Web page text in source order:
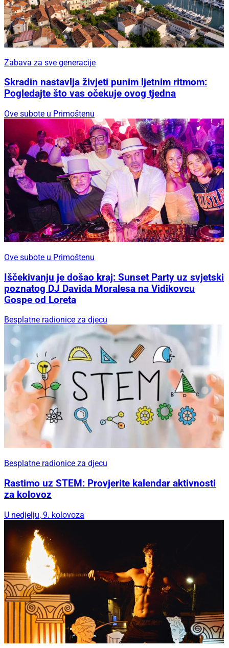
Zabava za sve generacije
Skradin nastavlja živjeti punim ljetnim ritmom:
Pogledajte što vas očekuje ovog tjedna
Ove subote u Primoštenu
Ove subote u Primoštenu
Iščekivanju je došao kraj: Sunset Party uz svjetski
poznatog DJ Davida Moralesa na Vidikovcu
Gospe od Loreta
Besplatne radionice za djecu
Besplatne radionice za djecu
Rastimo uz STEM: Provjerite kalendar aktivnosti
za kolovoz
U nedjelju, 9. kolovoza